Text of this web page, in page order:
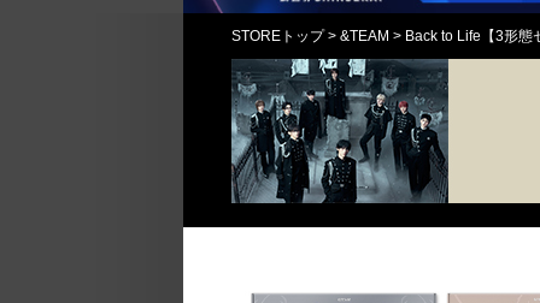
STOREトップ> &TEAM > Back to Life【3形態